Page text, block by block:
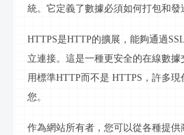
統。它定義了數據必須如何打包和發
HTTPS是HTTP的擴展，能夠通過
立連接。這是一種更安全的在線數
用標準HTTP而不是 HTTPS，許多現
您。
作為網站所有者，您可以從各種提供